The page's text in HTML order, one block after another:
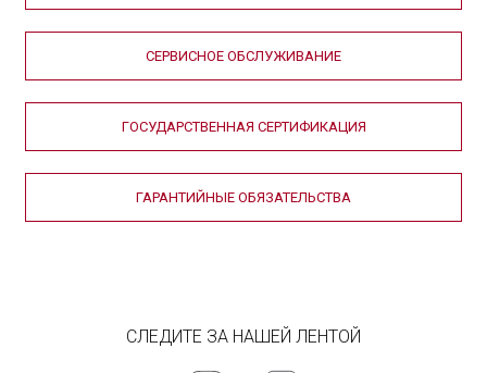
СЕРВИСНОЕ ОБСЛУЖИВАНИЕ
ГОСУДАРСТВЕННАЯ СЕРТИФИКАЦИЯ
ГАРАНТИЙНЫЕ ОБЯЗАТЕЛЬСТВА
СЛЕДИТЕ ЗА НАШЕЙ ЛЕНТОЙ